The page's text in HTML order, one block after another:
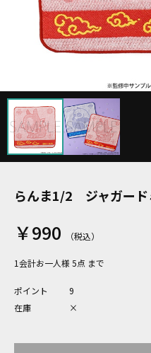
らんま1/2 ジャガード
￥990
1会計お一人様 5点 まで
ポイント
9
在庫
×